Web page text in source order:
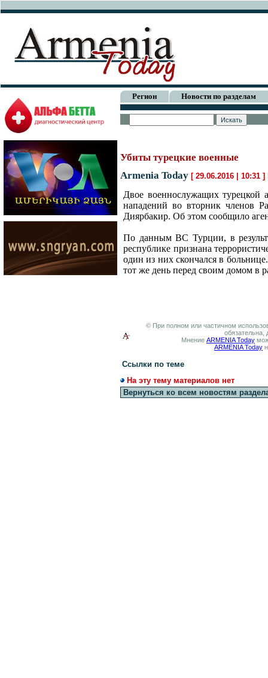
Регион Новости по разделам
Убиты турецкие военные
Armenia Today [ 29.06.2016 | 10:31 ]
Двое военнослужащих турецкой
нападений во вторник членов
Диярбакир. Об этом сообщило
По данным ВС Турции, в
республике признана
один из них скончался в
тот же день перед своим домом в
© При полном или частичном
обязательна,
Мнение ARMENIA Today
ARMENIA Today
Ссылки по теме
На эту тему материалов нет
Вернуться ко всем новостям